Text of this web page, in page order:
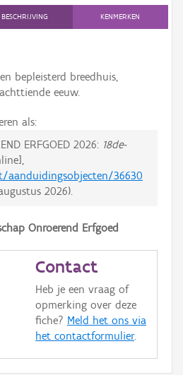
BESCHRIJVING KENMERKEN
bepleisterd breedhuis,
eeuw.
als:
ERFGOED 2026: 18de-
aanduidingsobjecten/36630
2026).
Onroerend Erfgoed
Contact
Heb je een vraag of
opmerking over deze
fiche? Meld het ons via
het contactformulier.